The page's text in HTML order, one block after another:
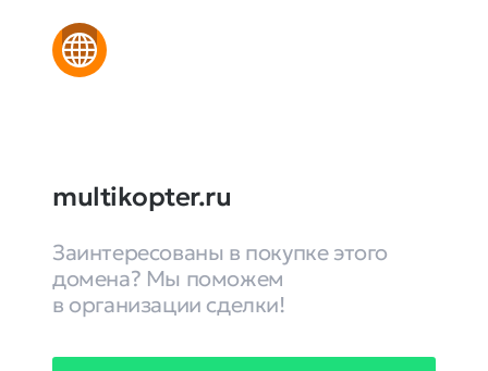
multikopter.ru
Заинтересованы в покупке этого
домена? Мы поможем
в организации сделки!